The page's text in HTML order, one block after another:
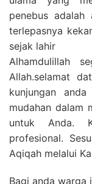
penebus
terlepasnya
sejak lahir
Alhamdulillah
Allah.selamat
kunjungan
mudahan dalam
untuk Anda.
profesional.
Aqiqah melalui
Bagi anda warga